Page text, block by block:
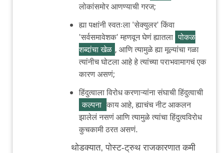
लोकांसमोर आणण्याची गरज;
ह्या पक्षांनी स्वतःला 'सेक्युलर' किंवा
'सर्वसमावेशक' म्हणवून घेणं ह्यातला पोकळ
शब्दांचा खेळ , आणि त्यामुळे ह्या मूल्यांचा गळा
त्यांनीच घोटला आहे हे त्यांच्या पराभवामागचं एक
कारण असणं;
हिंदुत्वाला विरोध करणाऱ्यांना संघाची हिंदुत्वाची
कल्पना काय आहे, ह्याचंच नीट आकलन
झालेलं नसणं आणि त्यामुळे त्यांचा हिंदुत्वविरोध
कुचकामी ठरत असणं.
थोडक्यात, पोस्ट-ट्रुथ राजकारणात कमी